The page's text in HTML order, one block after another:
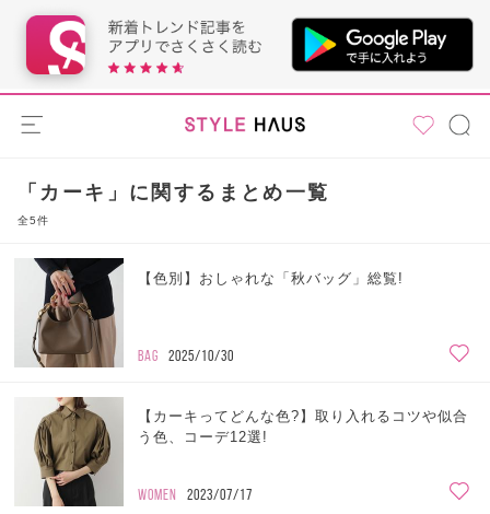
「カーキ」に関するまとめ一覧
全5件
【色別】おしゃれな「秋バッグ」総覧!
BAG 2025/10/30
【カーキってどんな色?】取り入れるコツや似合
う色、コーデ12選!
WOMEN 2023/07/17